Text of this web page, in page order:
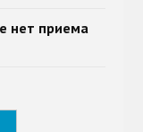
нет приема